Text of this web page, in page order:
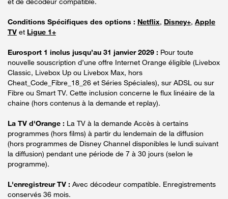
Conditions Spécifiques des options : Netflix, Disney+, Apple
TV et Ligue 1+
Eurosport 1 inclus jusqu’au 31 janvier 2029 : Pour toute
nouvelle souscription d’une offre Internet Orange éligible (Livebox
Classic, Livebox Up ou Livebox Max, hors
Cheat_Code_Fibre_18_26 et Séries Spéciales), sur ADSL ou sur
Fibre ou Smart TV. Cette inclusion concerne le flux linéaire de la
chaine (hors contenus à la demande et replay).
La TV d'Orange : La TV à la demande Accès à certains
programmes (hors films) à partir du lendemain de la diffusion
(hors programmes de Disney Channel disponibles le lundi suivant
la diffusion) pendant une période de 7 à 30 jours (selon le
programme).
L'enregistreur TV : Avec décodeur compatible. Enregistrements
conservés 36 mois.